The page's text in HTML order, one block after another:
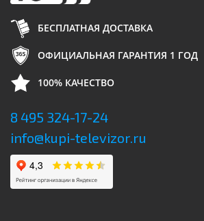
БЕСПЛАТНАЯ ДОСТАВКА
ОФИЦИАЛЬНАЯ ГАРАНТИЯ 1 ГОД
100% КАЧЕСТВО
8 495 324-17-24
info@kupi-televizor.ru